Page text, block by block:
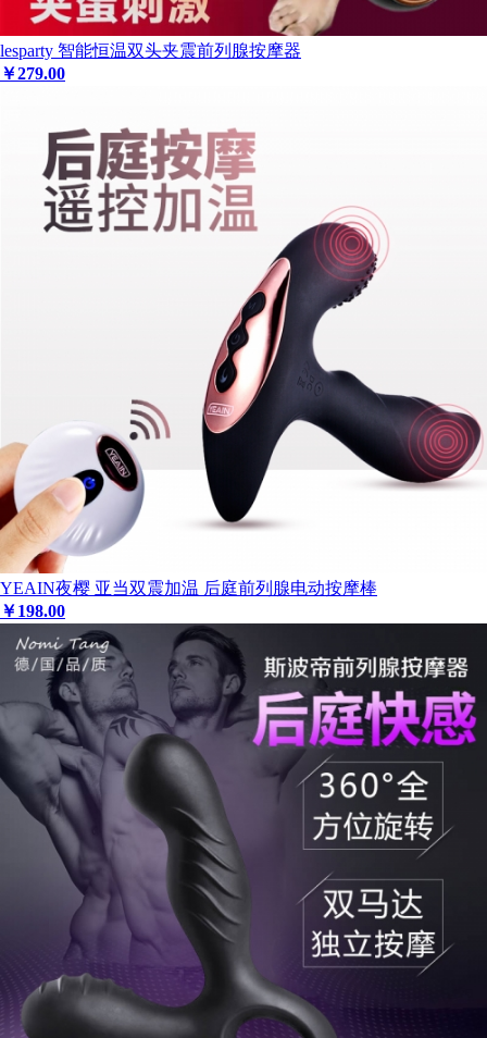
lesparty 智能恒温双头夹震前列腺按摩器
￥279.00
YEAIN夜樱 亚当双震加温 后庭前列腺电动按摩棒
￥198.00